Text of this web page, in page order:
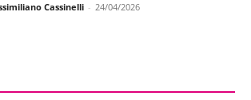
Cassinelli - 24/04/2026